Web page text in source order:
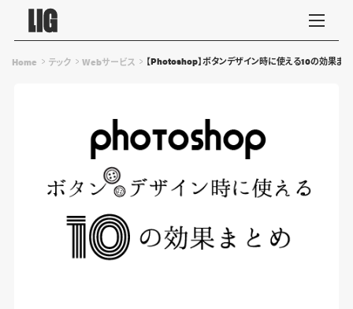
Home テック Webサービス 【Photoshop】ボタンデザイン時に使える10の効果ま